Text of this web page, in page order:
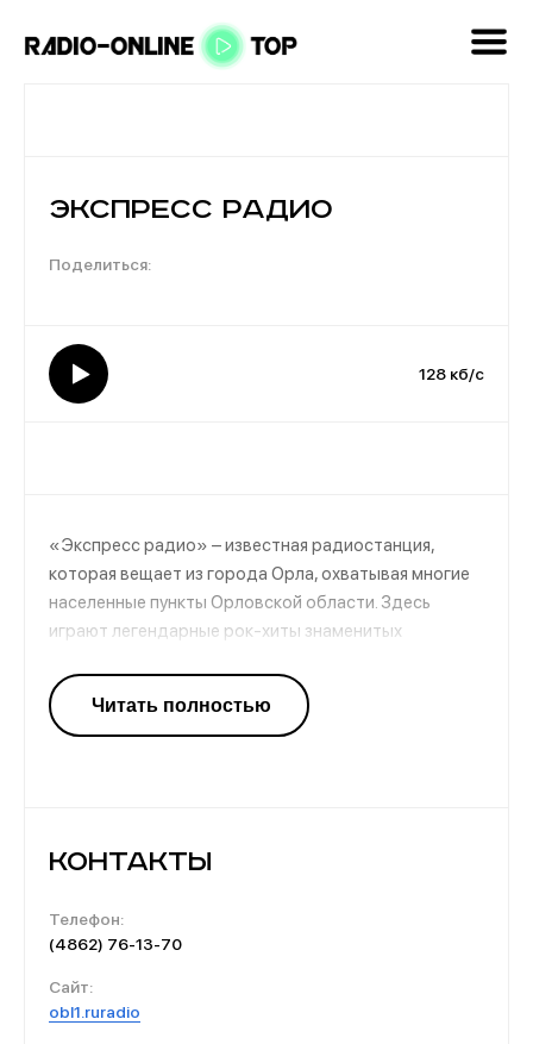
Экспресс радио
128 кб/с
«Экспресс радио» – известная радиостанция,
которая вещает из города Орла, охватывая многие
населенные пункты Орловской области. Здесь
играют легендарные рок-хиты знаменитых
которые в будущем, возможно, обретут
невероятную популярность. Рок-музыка может
Контакты
Телефон:
(4862) 76-13-70
Сайт:
obl1.ruradio